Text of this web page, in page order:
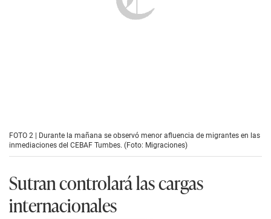
FOTO 2 | Durante la mañana se observó menor afluencia de migrantes en las
inmediaciones del CEBAF Tumbes. (Foto: Migraciones)
Sutran controlará las cargas
internacionales